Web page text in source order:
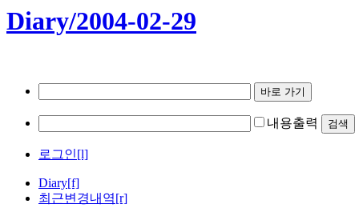
Diary/2004-02-29
내용출력
로그인[l]
Diary[f]
최근변경내역[r]